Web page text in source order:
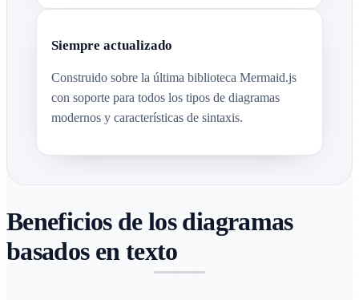
Siempre actualizado
Construido sobre la última biblioteca Mermaid.js
con soporte para todos los tipos de diagramas
modernos y características de sintaxis.
Beneficios de los diagramas
basados en texto